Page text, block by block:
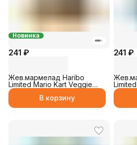
Новинка
241 ₽
Жев.мармелад Haribo
Limited Mario Kart Veggie
160гр
В корзину
241 ₽